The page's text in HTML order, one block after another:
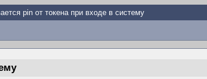
pin от токена при входе в систему